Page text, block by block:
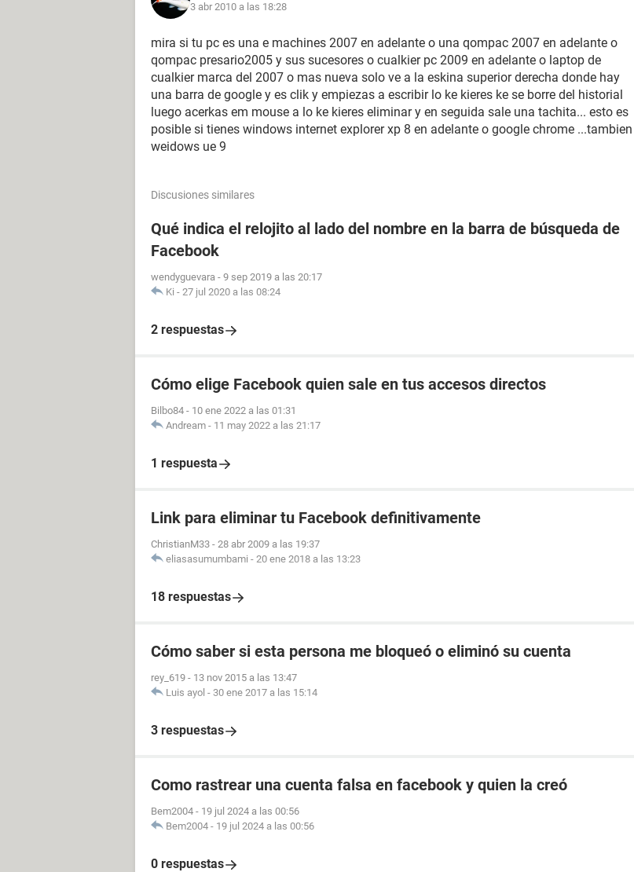
3 abr 2010 a las 18:28
mira si tu pc es una e machines 2007 en adelante o una qompac 2007 en adelante o
qompac presario2005 y sus sucesores o cualkier pc 2009 en adelante o laptop de
cualkier marca del 2007 o mas nueva solo ve a la eskina superior derecha donde hay
una barra de google y es clik y empiezas a escribir lo ke kieres ke se borre del historial
luego acerkas em mouse a lo ke kieres eliminar y en seguida sale una tachita... esto es
posible si tienes windows internet explorer xp 8 en adelante o google chrome ...tambien
weidows ue 9
Discusiones similares
Qué indica el relojito al lado del nombre en la barra de búsqueda de
Facebook
wendyguevara - 9 sep 2019 a las 20:17
Ki - 27 jul 2020 a las 08:24
2 respuestas
Cómo elige Facebook quien sale en tus accesos directos
Bilbo84 - 10 ene 2022 a las 01:31
Andream - 11 may 2022 a las 21:17
1 respuesta
Link para eliminar tu Facebook definitivamente
ChristianM33 - 28 abr 2009 a las 19:37
eliasasumumbami - 20 ene 2018 a las 13:23
18 respuestas
Cómo saber si esta persona me bloqueó o eliminó su cuenta
rey_619 - 13 nov 2015 a las 13:47
Luis ayol - 30 ene 2017 a las 15:14
3 respuestas
Como rastrear una cuenta falsa en facebook y quien la creó
Bem2004 - 19 jul 2024 a las 00:56
Bem2004 - 19 jul 2024 a las 00:56
0 respuestas